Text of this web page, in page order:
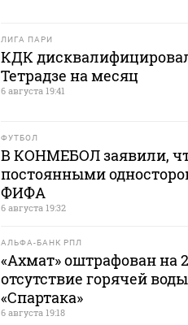
ЛИГА ПАРИ
КДК
Тетрадзе на месяц
6 августа 19:41
ФУТБОЛ
В КОНМЕБОЛ заявили,
постоянными
ФИФА
6 августа 19:32
АЛЬФА-БАНК РПЛ
«Ахмат» оштрафован на
отсутствие горячей
«Спартака»
6 августа 19:18